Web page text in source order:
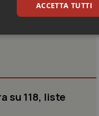
su 118, liste
ACCETTA TUTTI
Marketing